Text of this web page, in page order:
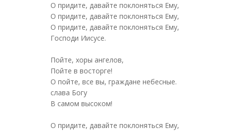
O придите, давайте поклоняться Ему,
O придите, давайте поклоняться Ему,
O придите, давайте поклоняться Ему,
Господи Иисусе.
Пойте, хоры ангелов,
Пойте в восторге!
O пойте, все вы, граждане небесные.
слава Богу
В самом высоком!
O придите, давайте поклоняться Ему,